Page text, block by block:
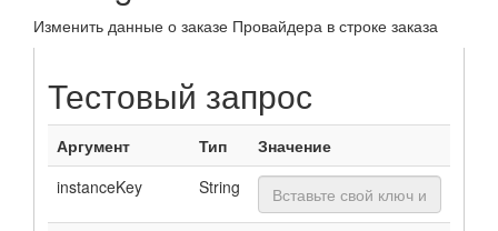
Изменить данные о заказе Провайдера в строке заказа
Тестовый запрос
Аргумент Тип
Значение
instanceKey
String